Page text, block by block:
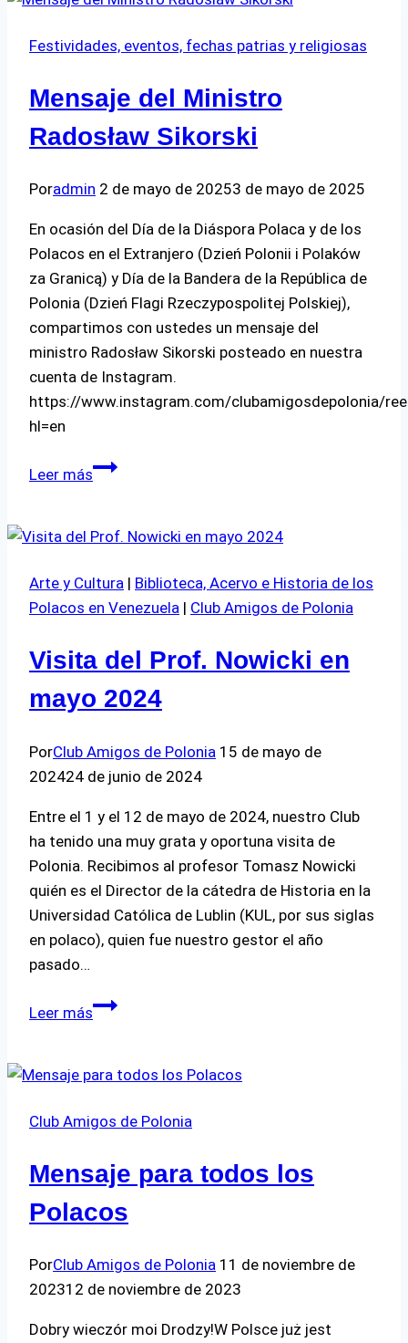
Festividades, eventos, fechas patrias y religiosas
Mensaje del Ministro
Radosław Sikorski
Poradmin 2 de mayo de 20253 de mayo de 2025
En ocasión del Día de la Diáspora Polaca y de los
Polacos en el Extranjero (Dzień Polonii i Polaków
za Granicą) y Día de la Bandera de la República de
Polonia (Dzień Flagi Rzeczypospolitej Polskiej),
compartimos con ustedes un mensaje del
ministro Radosław Sikorski posteado en nuestra
cuenta de Instagram.
https://www.instagram.com/clubamigosdepolonia/
hl=en
Leer másMensaje
Radosław
Arte y Cultura | Biblioteca, Acervo e Historia de los
Polacos en Venezuela | Club Amigos de Polonia
Visita del Prof. Nowicki en
mayo 2024
PorClub Amigos de Polonia 15 de mayo de
202424 de junio de 2024
Entre el 1 y el 12 de mayo de 2024, nuestro Club
ha tenido una muy grata y oportuna visita de
Polonia. Recibimos al profesor Tomasz Nowicki
quién es el Director de la cátedra de Historia en la
Universidad Católica de Lublin (KUL, por sus siglas
en polaco), quien fue nuestro gestor el año
pasado…
Leer másVisita
Nowicki
mayo
Club Amigos de Polonia
Mensaje para todos los
Polacos
PorClub Amigos de Polonia 11 de noviembre de
202312 de noviembre de 2023
Dobry wieczór moi Drodzy!W Polsce już jest